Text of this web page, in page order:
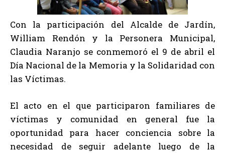
Con la participación del Alcalde de Jardín,
William Rendón y la Personera Municipal,
Claudia Naranjo se conmemoró el 9 de abril el
Día Nacional de la Memoria y la Solidaridad con
las Víctimas.
El acto en el que participaron familiares de
víctimas y comunidad en general fue la
oportunidad para hacer conciencia sobre la
necesidad de seguir adelante luego de la